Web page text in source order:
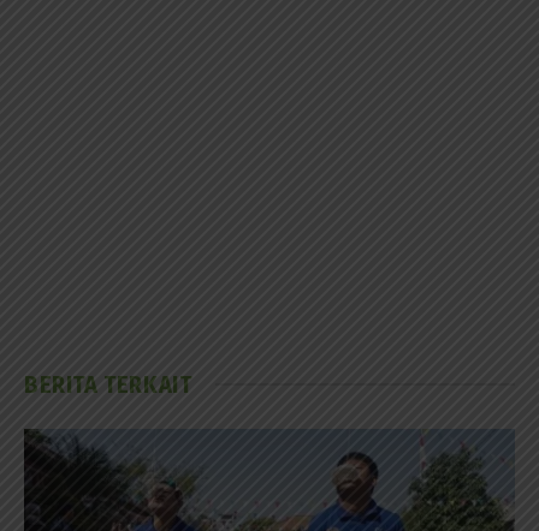
BERITA TERKAIT